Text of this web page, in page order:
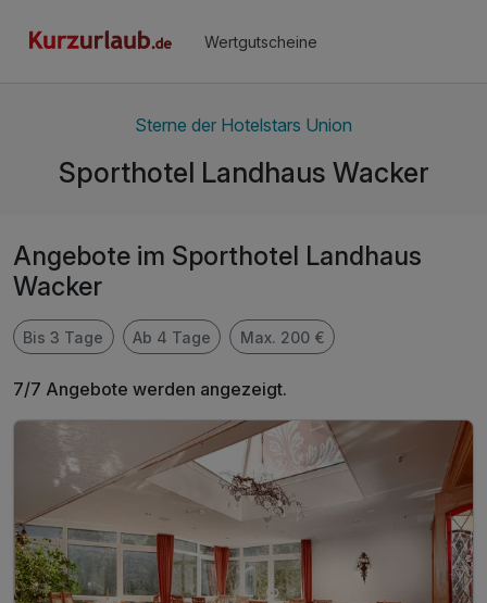
Wertgutscheine
Sterne der Hotelstars Union
Sporthotel Landhaus Wacker
Angebote im Sporthotel Landhaus
Wacker
Bis 3 Tage Ab 4 Tage Max. 200 €
7/7 Angebote werden angezeigt.